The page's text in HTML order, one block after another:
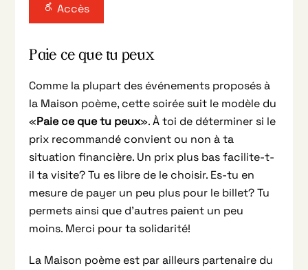
Accès
Paie ce que tu peux
Comme la plupart des événements proposés à
la Maison poème, cette soirée suit le modèle du
«Paie ce que tu peux». À toi de déterminer si le
prix recommandé convient ou non à ta
situation financière. Un prix plus bas facilite-t-
il ta visite? Tu es libre de le choisir. Es-tu en
mesure de payer un peu plus pour le billet? Tu
permets ainsi que d’autres paient un peu
moins. Merci pour ta solidarité!
La Maison poème est par ailleurs partenaire du